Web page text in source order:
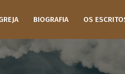
BIOGRAFIA OS